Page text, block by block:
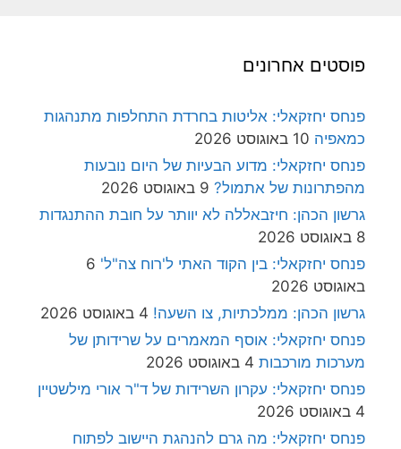
פוסטים אחרונים
פנחס יחזקאלי: אליטות בחרדת התחלפות מתנהגות
כמאפיה 10 באוגוסט 2026
פנחס יחזקאלי: מדוע הבעיות של היום נובעות
מהפתרונות של אתמול? 9 באוגוסט 2026
גרשון הכהן: חיזבאללה לא יוותר על חובת ההתנגדות
8 באוגוסט 2026
פנחס יחזקאלי: בין הקוד האתי ל'רוח צה"ל' 6
באוגוסט 2026
גרשון הכהן: ממלכתיות, צו השעה! 4 באוגוסט 2026
פנחס יחזקאלי: אוסף המאמרים על שרידותן של
מערכות מורכבות 4 באוגוסט 2026
פנחס יחזקאלי: עקרון השרידות של ד"ר אורי מילשטיין
4 באוגוסט 2026
פנחס יחזקאלי: מה גרם להנהגת היישוב לפתוח